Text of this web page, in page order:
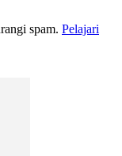
spam. Pelajari